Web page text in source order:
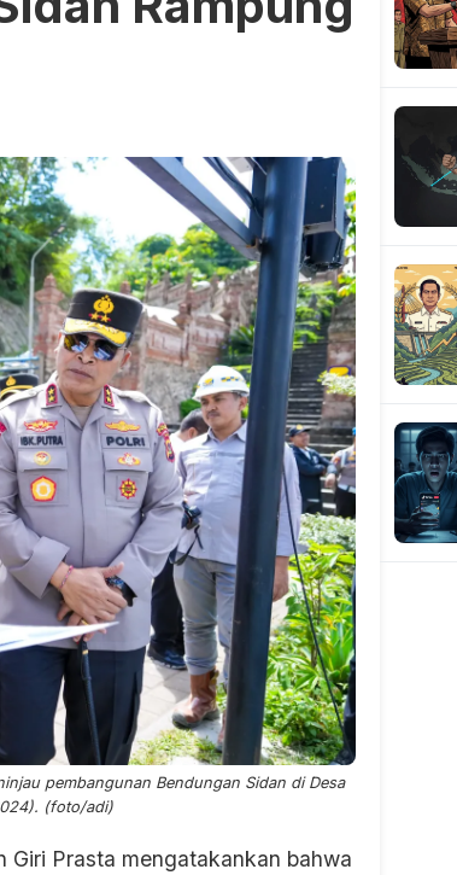
pembangunan Bendungan Sidan di Desa
(foto/adi)
Giri Prasta mengatakankan bahwa